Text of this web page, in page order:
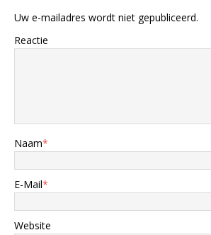
Uw e-mailadres wordt niet gepubliceerd.
Reactie
Naam*
E-Mail*
Website